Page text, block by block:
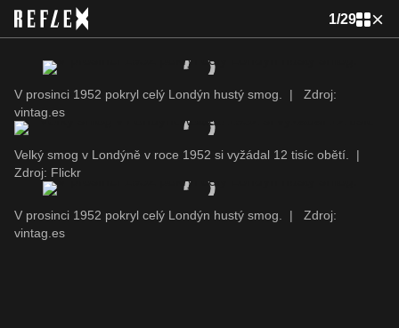
1/29
V prosinci 1952 pokryl celý Londýn hustý smog. |
Zdroj:
vintag.es
Velký smog v Londýně v roce 1952 si vyžádal 12 tisíc obětí.
|
Zdroj: Flickr
V prosinci 1952 pokryl celý Londýn hustý smog. |
Zdroj:
vintag.es